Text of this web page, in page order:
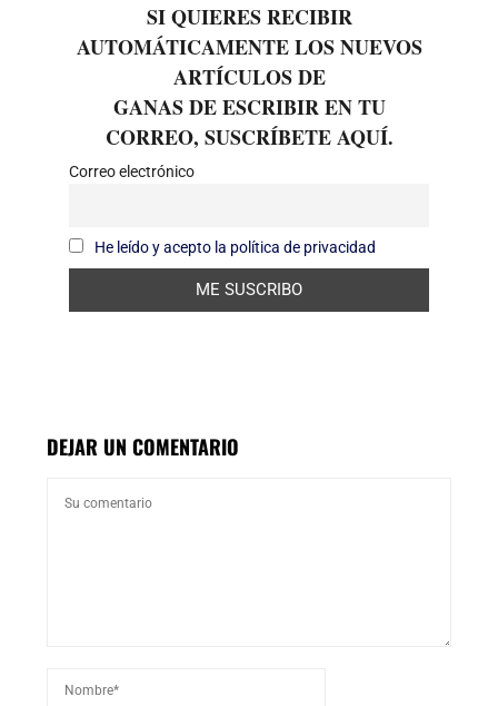
SI QUIERES RECIBIR
AUTOMÁTICAMENTE LOS NUEVOS
ARTÍCULOS DE
GANAS DE ESCRIBIR EN TU
CORREO, SUSCRÍBETE AQUÍ.
Correo electrónico
He leído y acepto la política de privacidad
DEJAR UN COMENTARIO